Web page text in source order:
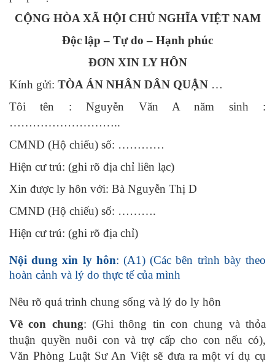
CỘNG HÒA XÃ HỘI CHỦ NGHĨA VIỆT NAM
Độc lập – Tự do – Hạnh phúc
ĐƠN XIN LY HÔN
Kính gửi: TÒA ÁN NHÂN DÂN QUẬN …
Tôi tên : Nguyễn Văn A năm sinh :
………………………..
CMND (Hộ chiếu) số: …………
Hiện cư trú: (ghi rõ địa chỉ liên lạc)
Xin được ly hôn với: Bà Nguyễn Thị D
CMND (Hộ chiếu) số: ……….
Hiện cư trú: (ghi rõ địa chỉ)
Nội dung xin ly hôn: (A1) (Các bên trình bày theo
hoàn cảnh và lý do thực tế của mình
Nêu rõ quá trình chung sống và lý do ly hôn
Về con chung: (Ghi thông tin con chung và thỏa
thuận quyền nuôi con và trợ cấp cho con nếu có),
Văn Phòng Luật Sư An Việt sẽ đưa ra một ví dụ cụ